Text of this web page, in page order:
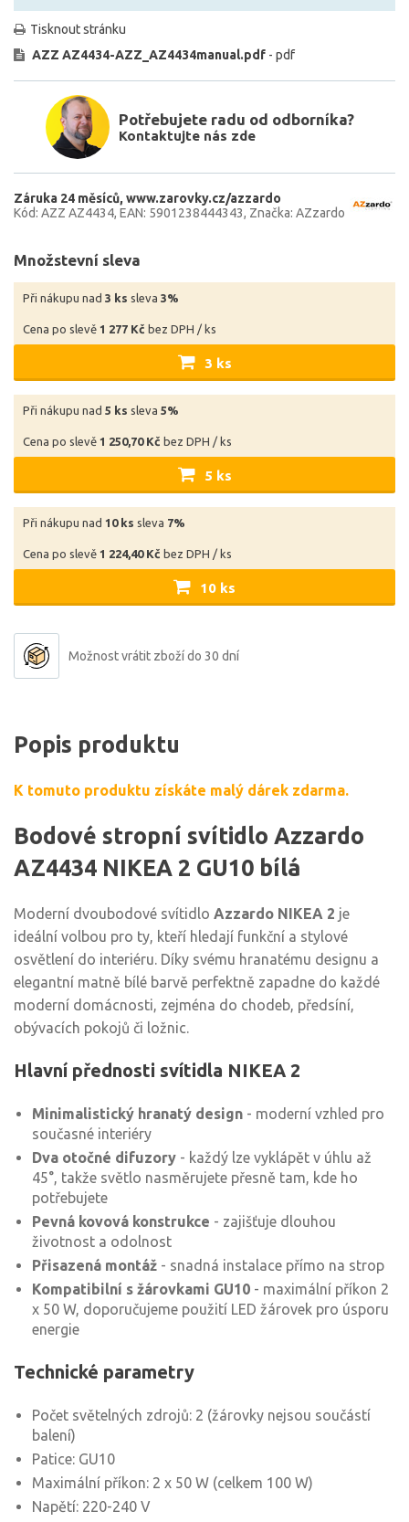
Tisknout stránku
AZZ AZ4434-AZZ_AZ4434manual.pdf - pdf
Potřebujete radu od odborníka?
Kontaktujte nás zde
Záruka 24 měsíců www.zarovky.cz/azzardo
Kód: AZZ AZ4434 EAN: 5901238444343 Značka: AZzardo
Množstevní sleva
Při nákupu nad 3 ks sleva 3%
Cena po slevě 1 277 Kč bez DPH / ks
3 ks
Při nákupu nad 5 ks sleva 5%
Cena po slevě 1 250,70 Kč bez DPH / ks
5 ks
Při nákupu nad 10 ks sleva 7%
Cena po slevě 1 224,40 Kč bez DPH / ks
10 ks
Možnost vrátit zboží do 30 dní
Popis produktu
K tomuto produktu získáte malý dárek zdarma.
Bodové stropní svítidlo Azzardo
AZ4434 NIKEA 2 GU10 bílá
Moderní dvoubodové svítidlo Azzardo NIKEA 2 je
ideální volbou pro ty, kteří hledají funkční a stylové
osvětlení do interiéru. Díky svému hranatému designu a
elegantní matně bílé barvě perfektně zapadne do každé
moderní domácnosti, zejména do chodeb, předsíní,
obývacích pokojů či ložnic.
Hlavní přednosti svítidla NIKEA 2
Minimalistický hranatý design - moderní vzhled pro
současné interiéry
Dva otočné difuzory - každý lze vyklápět v úhlu až
45°, takže světlo nasměrujete přesně tam, kde ho
potřebujete
Pevná kovová konstrukce - zajišťuje dlouhou
životnost a odolnost
Přisazená montáž - snadná instalace přímo na strop
Kompatibilní s žárovkami GU10 - maximální příkon 2
x 50 W, doporučujeme použití LED žárovek pro úsporu
energie
Technické parametry
Počet světelných zdrojů: 2 (žárovky nejsou součástí
balení)
Patice: GU10
Maximální příkon: 2 x 50 W (celkem 100 W)
Napětí: 220-240 V